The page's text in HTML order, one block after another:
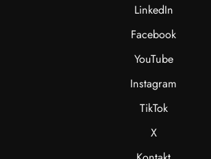
LinkedIn
Facebook
YouTube
Instagram
TikTok
X